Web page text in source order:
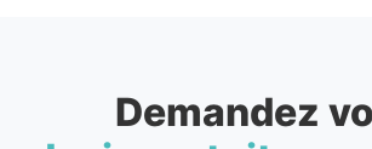
Demandez